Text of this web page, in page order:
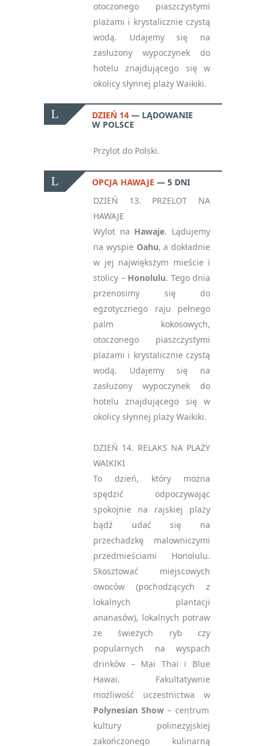
NEWSLETTER
— ZAPISZ SIĘ, ABY
OTRZYMYWAĆ
NAJNOWSZE
INFORMACJE
otoczonego piaszczystymi
plażami i krystalicznie czystą
wodą. Udajemy się na
zasłużony wypoczynek do
hotelu znajdującego się w
okolicy słynnej plaży Waikiki.
DZIEŃ 14
LĄDOWANIE
W POLSCE
Przylot do Polski.
OPCJA HAWAJE
5 DNI
DZIEŃ 13. PRZELOT NA
HAWAJE
Wylot na Hawaje. Lądujemy
na wyspie Oahu, a dokładnie
w jej największym mieście i
stolicy – Honolulu. Tego dnia
przenosimy się do
egzotycznego raju pełnego
palm kokosowych,
otoczonego piaszczystymi
plażami i krystalicznie czystą
wodą. Udajemy się na
zasłużony wypoczynek do
hotelu znajdującego się w
okolicy słynnej plaży Waikiki.
DZIEŃ 14. RELAKS NA PLAŻY
WAIKIKI
To dzień, który można
spędzić odpoczywając
spokojnie na rajskiej plaży
bądź udać się na
przechadzkę malowniczymi
przedmieściami Honolulu.
Skosztować miejscowych
owoców (pochodzących z
lokalnych plantacji
ananasów), lokalnych potraw
ze świeżych ryb czy
popularnych na wyspach
drinków – Mai Thai i Blue
Hawai. Fakultatywnie
możliwość uczestnictwa w
Polynesian Show – centrum
kultury polinezyjskiej
zakończonego kulinarną